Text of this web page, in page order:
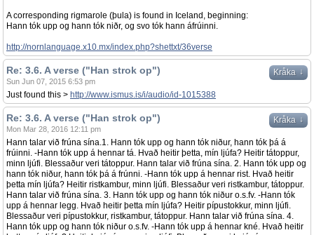
A corresponding rigmarole (þula) is found in Iceland, beginning:
Hann tók upp og hann tók niðr, og svo tók hann áfrúinni.
http://nornlanguage.x10.mx/index.php?shettxt/36verse
Kråka ↓
Re: 3.6. A verse ("Han strok op")
Sun Jun 07, 2015 6:53 pm
Just found this > http://www.ismus.is/i/audio/id-1015388
Kråka ↓
Re: 3.6. A verse ("Han strok op")
Mon Mar 28, 2016 12:11 pm
Hann talar við frúna sína.1. Hann tók upp og hann tók niður, hann tók þá á
frúinni. -Hann tók upp á hennar tá. Hvað heitir þetta, mín ljúfa? Heitir tátoppur,
minn ljúfi. Blessaður veri tátoppur. Hann talar við frúna sína. 2. Hann tók upp og
hann tók niður, hann tók þá á frúnni. -Hann tók upp á hennar rist. Hvað heitir
þetta mín ljúfa? Heitir ristkambur, minn ljúfi. Blessaður veri ristkambur, tátoppur.
Hann talar við frúna sína. 3. Hann tók upp og hann tók niður o.s.fv. -Hann tók
upp á hennar legg. Hvað heitir þetta mín ljúfa? Heitir pípustokkur, minn ljúfi.
Blessaður veri pípustokkur, ristkambur, tátoppur. Hann talar við frúna sína. 4.
Hann tók upp og hann tók niður o.s.fv. -Hann tók upp á hennar kné. Hvað heitir